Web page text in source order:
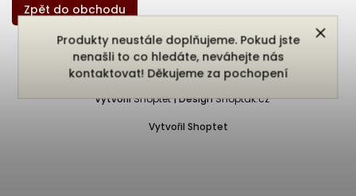
Produkty neustále doplňujeme. Pokud jste
nenašli to co hledáte, neváhejte nás
kontaktovat! Děkujeme za pochopení
Zpět do obchodu
Vytvořil Shoptet
Copyright 2026Bukefalos. Všechna práva vyhrazena.
Vytvořil Shoptet | Design Shoptak.cz